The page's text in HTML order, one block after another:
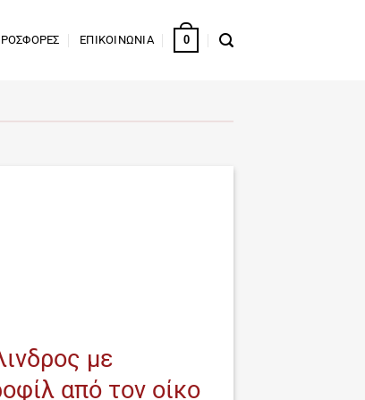
ΕΠΙΚΟΙΝΩΝΙΑ 0
με
από τον οίκο